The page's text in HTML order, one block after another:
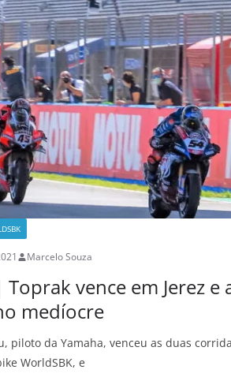
Marcelo Souza
vence em Jerez e
medíocre
piloto da Yamaha, venceu as duas
WorldSBK, e